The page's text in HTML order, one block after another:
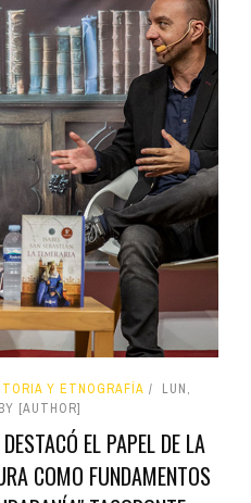
Y ETNOGRAFÍA
LUN,
BY [AUTHOR]
EL PAPEL DE LA
COMO FUNDAMENTOS